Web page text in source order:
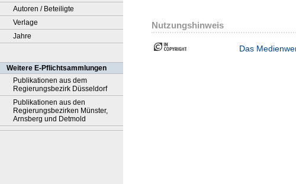
Autoren / Beteiligte
Verlage
Jahre
Weitere E-Pflichtsammlungen
Publikationen aus dem
Regierungsbezirk Düsseldorf
Publikationen aus den
Regierungsbezirken Münster,
Arnsberg und Detmold
Nutzungshinweis
Das